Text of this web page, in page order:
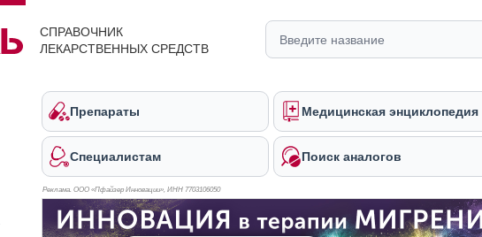
СПРАВОЧНИК
ЛЕКАРСТВЕННЫХ СРЕДСТВ
Препараты Медицинская энциклопедия
Специалистам Поиск аналогов
Реклама. ООО «Пфайзер Инновации», ИНН 7703106050